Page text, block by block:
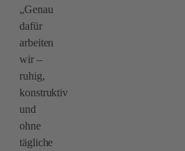
„Genau
dafür
arbeiten
wir –
ruhig,
konstruktiv
und
ohne
tägliche